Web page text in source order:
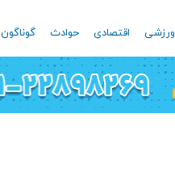
ورزشی اقتصادی حوادث گوناگون